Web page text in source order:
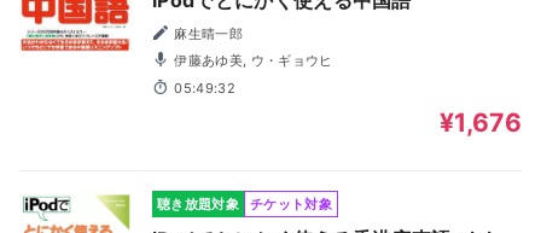
麻生晴一郎
伊藤あゆ美, ウ・ギョウヒ
05:49:32
¥1,676
聴き放題対象 チケット対象